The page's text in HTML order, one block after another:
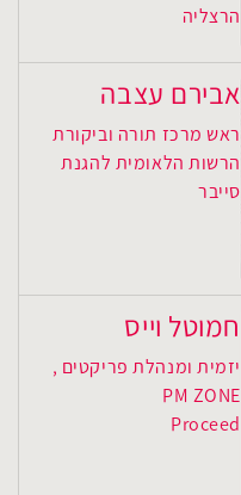
הרצליה
אבירם עצבה
ראש מרכז תורה וביקורת
הרשות הלאומית להגנת
סייבר
חמוטל וייס
יזמית ומנהלת פריקטים ,
PM ZONE
Proceed